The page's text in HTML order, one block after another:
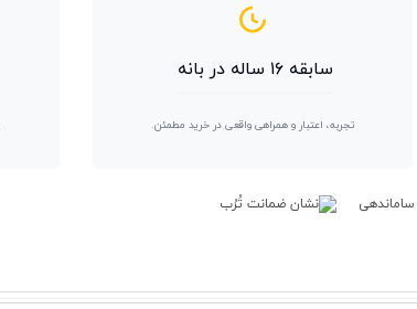
سابقه ۱۶ ساله در بانه
تجربه، اعتبار و همراهی واقعی در خرید مطمئن.